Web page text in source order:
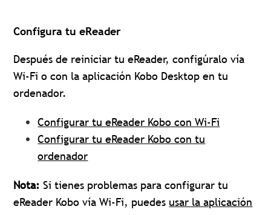
Configura tu eReader
Después de reiniciar tu eReader, configúralo vía
Wi-Fi o con la aplicación Kobo Desktop en tu
ordenador.
Configurar tu eReader Kobo con Wi-Fi
Configurar tu eReader Kobo con tu
ordenador
Nota: Si tienes problemas para configurar tu
eReader Kobo vía Wi-Fi, puedes usar la aplicación